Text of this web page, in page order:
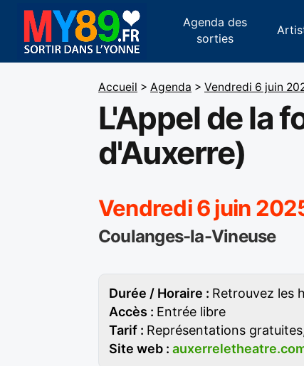
Agenda des
sorties
Accueil > Agenda > Vendredi 6 juin
L'Appel de la
d'Auxerre)
Vendredi 6 juin
Coulanges-la-Vineuse
Durée / Horaire : Retrouvez les
Accès : Entrée libre
Tarif : Représentations
Site web :